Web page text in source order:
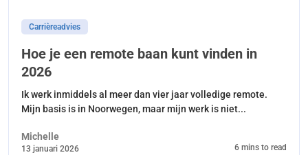
Carrièreadvies
Hoe je een remote baan kunt vinden in
2026
Ik werk inmiddels al meer dan vier jaar volledige remote.
Mijn basis is in Noorwegen, maar mijn werk is niet...
Michelle
13 januari 2026 6 mins to read